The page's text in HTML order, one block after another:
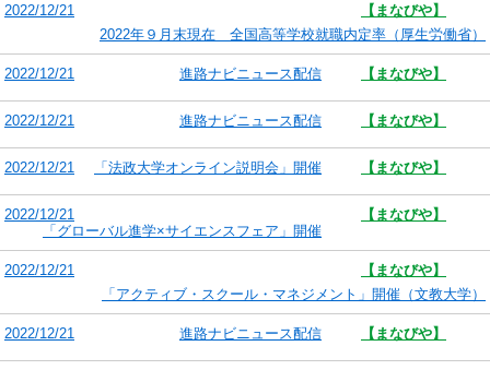
2022/12/21
【まなびや】
2022年９月末現在 全国高等学校就職内定率（厚生労働省）
2022/12/21 【まなびや】
進路ナビニュース配信
2022/12/21 【まなびや】
進路ナビニュース配信
2022/12/21 【まなびや】
「法政大学オンライン説明会」開催
2022/12/21
【まなびや】
「グローバル進学×サイエンスフェア」開催
2022/12/21
【まなびや】
「アクティブ・スクール・マネジメント」開催（文教大学）
2022/12/21 【まなびや】
進路ナビニュース配信